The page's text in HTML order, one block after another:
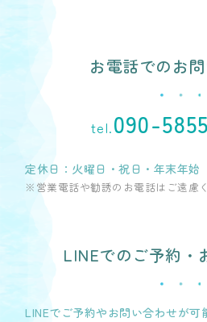
お電話でのお
tel.090-
定休日：火曜日・祝日・年末年始
※営業電話や勧誘のお電話はご遠慮
LINEでのご予約・
LINEでご予約やお問い合わせが可